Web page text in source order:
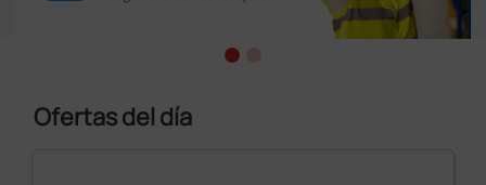
Ofertas del día